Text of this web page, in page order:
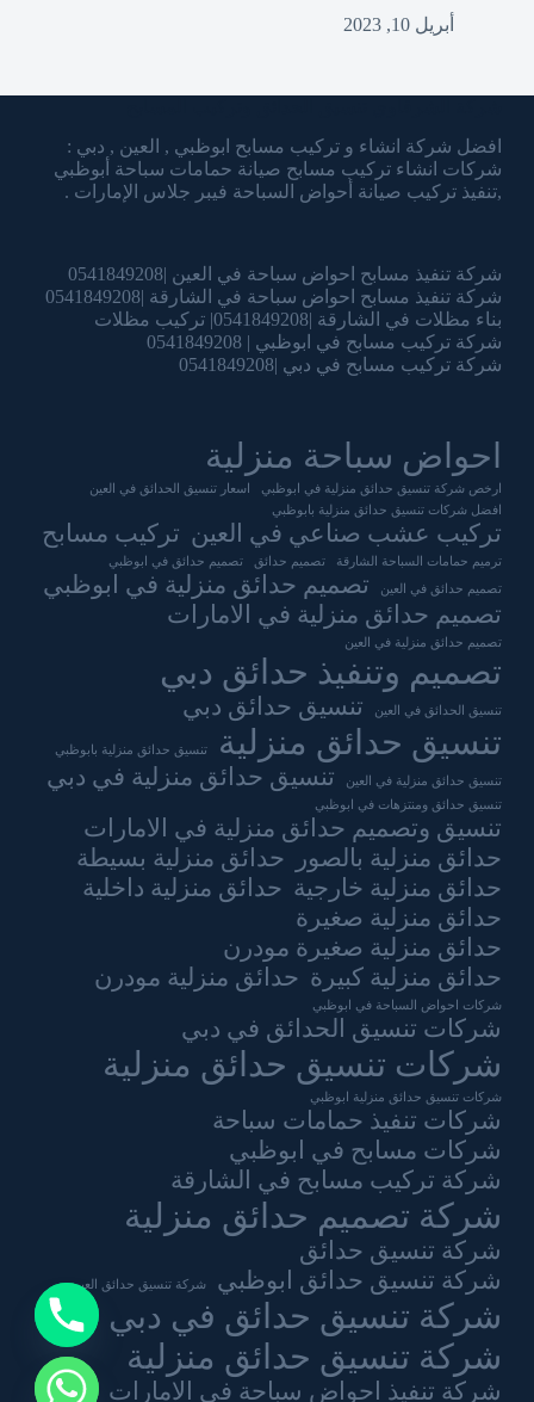
أبريل 10, 2023
افضل شركة انشاء و تركيب مسابح ابوظبي , العين , دبي :
شركات انشاء تركيب مسابح صيانة حمامات سباحة أبوظبي
,تنفيذ تركيب صيانة أحواض السباحة فيبر جلاس الإمارات .
شركة تنفيذ مسابح احواض سباحة في العين |0541849208
شركة تنفيذ مسابح احواض سباحة في الشارقة |0541849208
بناء مظلات في الشارقة |0541849208| تركيب مظلات
شركة تركيب مسابح في ابوظبي | 0541849208
شركة تركيب مسابح في دبي |0541849208
احواض سباحة منزلية
ارخص شركة تنسيق حدائق منزلية في ابوظبي
اسعار تنسيق الحدائق في العين
افضل شركات تنسيق حدائق منزلية بابوظبي
تركيب عشب صناعي في العين تركيب مسابح
ترميم حمامات السباحة الشارقة تصميم حدائق تصميم حدائق في ابوظبي
تصميم حدائق في العين
تصميم حدائق منزلية في ابوظبي
تصميم حدائق منزلية في الامارات
تصميم حدائق منزلية في العين
تصميم وتنفيذ حدائق دبي
تنسيق الحدائق في العين تنسيق حدائق دبي
تنسيق حدائق منزلية تنسيق حدائق منزلية بابوظبي
تنسيق حدائق منزلية في العين تنسيق حدائق منزلية في دبي
تنسيق حدائق ومنتزهات في ابوظبي
تنسيق وتصميم حدائق منزلية في الامارات
حدائق منزلية بالصور
حدائق منزلية بسيطة
حدائق منزلية خارجية حدائق منزلية داخلية
حدائق منزلية صغيرة
حدائق منزلية صغيرة مودرن
حدائق منزلية كبيرة حدائق منزلية مودرن
شركات احواض السباحة في ابوظبي
شركات تنسيق الحدائق في دبي
شركات تنسيق حدائق منزلية
شركات تنسيق حدائق منزلية ابوظبي
شركات تنفيذ حمامات سباحة
شركات مسابح في ابوظبي
شركة تركيب مسابح في الشارقة
شركة تصميم حدائق منزلية
شركة تنسيق حدائق
شركة تنسيق حدائق ابوظبي
شركة تنسيق حدائق العين
شركة تنسيق حدائق في دبي
شركة تنسيق حدائق منزلية
شركة تنفيذ احواض سباحة في الامارات